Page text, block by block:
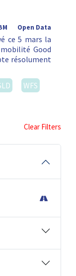
Open Data
ce 5 mars la
Good
résolument
WFS
Clear Filters